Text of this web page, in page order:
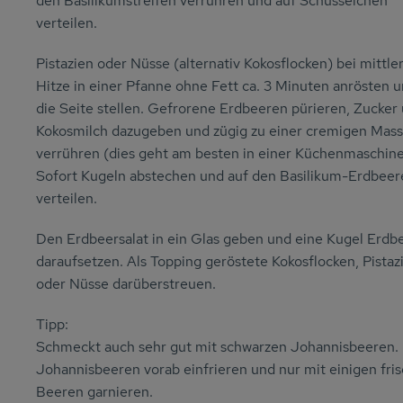
verteilen.
Pistazien oder Nüsse (alternativ Kokosflocken) bei
Hitze in einer Pfanne ohne Fett ca. 3 Minuten anrösten
die Seite stellen. Gefrorene Erdbeeren pürieren, Zucker
Kokosmilch dazugeben und zügig zu einer cremigen
verrühren (dies geht am besten in einer
Sofort Kugeln abstechen und auf den Basilikum-
verteilen.
Den Erdbeersalat in ein Glas geben und eine Kugel
daraufsetzen. Als Topping geröstete Kokosflocken,
oder Nüsse darüberstreuen.
Tipp:
Schmeckt auch sehr gut mit schwarzen
Johannisbeeren vorab einfrieren und nur mit einigen
Beeren garnieren.